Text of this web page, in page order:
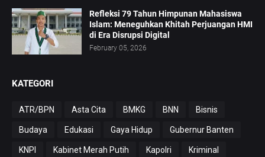
Refleksi 79 Tahun Himpunan Mahasiswa
Islam: Meneguhkan Khitah Perjuangan HMI
di Era Disrupsi Digital
February 05, 2026
KATEGORI
ATR/BPN Asta Cita BMKG BNN Bisnis
Budaya Edukasi Gaya Hidup Gubernur Banten
KNPI Kabinet Merah Putih Kapolri Kriminal